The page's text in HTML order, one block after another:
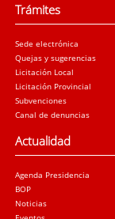
Trámites
Sede electrónica
Quejas y sugerencias
Licitación Local
Licitación Provincial
Subvenciones
Canal de denuncias
Actualidad
Agenda Presidencia
BOP
Noticias